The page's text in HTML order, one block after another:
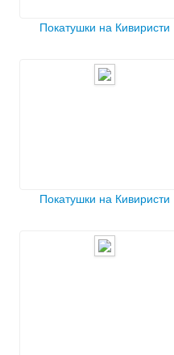
Покатушки на Кивиристи
Покатушки на Кивиристи